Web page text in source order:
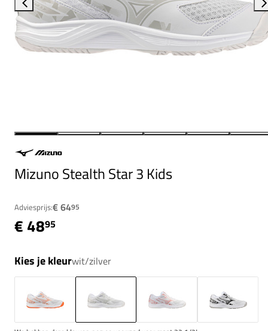
Mizuno Stealth Star 3 Kids
Adviesprijs:€ 6495
€ 4895
Kies je kleurwit/zilver